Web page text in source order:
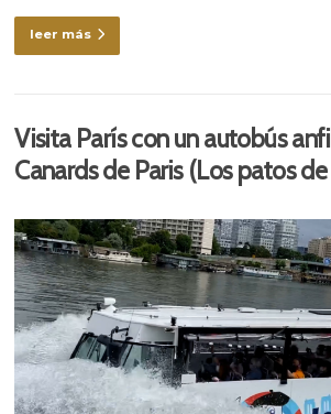
leer más
Visita París con un autobús
Canards de Paris (Los patos